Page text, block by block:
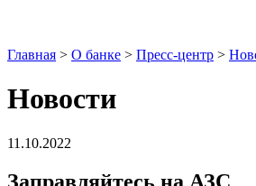
Главная > О банке > Пресс-центр >
Новости
11.10.2022
Заправляйтесь на АЗС